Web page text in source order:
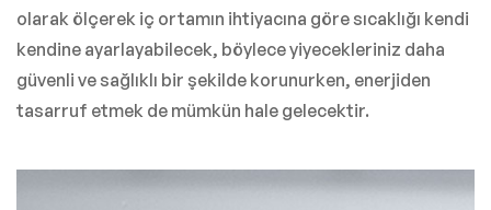
olarak ölçerek iç ortamın ihtiyacına göre sıcaklığı kendi
kendine ayarlayabilecek, böylece yiyecekleriniz daha
güvenli ve sağlıklı bir şekilde korunurken, enerjiden
tasarruf etmek de mümkün hale gelecektir.